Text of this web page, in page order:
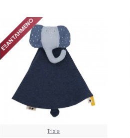
ΕΞΑΝΤΛΗΜΈΝΟ
Trixie